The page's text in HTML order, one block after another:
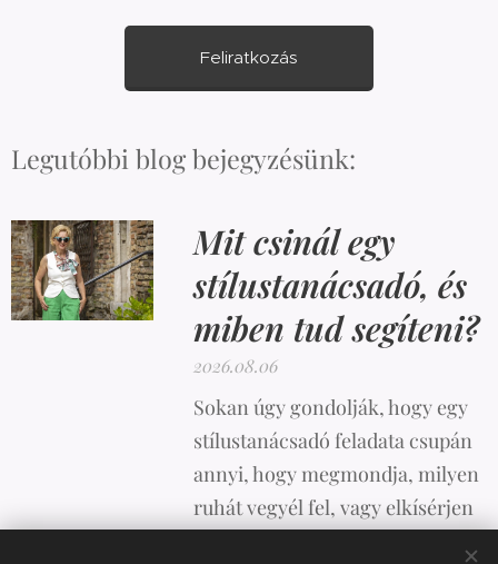
Feliratkozás
Legutóbbi blog bejegyzésünk:
Mit csinál egy
stílustanácsadó, és
miben tud segíteni?
2026.08.06
Sokan úgy gondolják, hogy egy
stílustanácsadó feladata csupán
annyi, hogy megmondja, milyen
ruhát vegyél fel, vagy elkísérjen